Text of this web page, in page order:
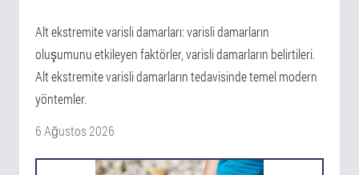
Alt ekstremite varisli damarları: varisli damarların
oluşumunu etkileyen faktörler, varisli damarların belirtileri.
Alt ekstremite varisli damarların tedavisinde temel modern
yöntemler.
6 Ağustos 2026